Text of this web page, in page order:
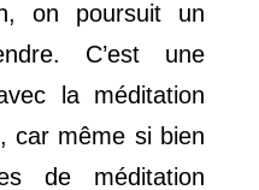
on poursuit un
C’est une
la méditation
car même si bien
de méditation